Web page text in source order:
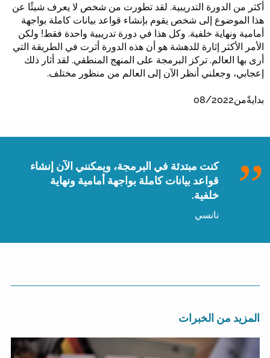
أكثر من الدورة التدريبية. لقد تطورت من شخص لا يعرف شيئًا عن
هذا الموضوع إلى شخص يقوم بإنشاء قواعد بيانات كاملة بواجهة
أمامية ونهاية خلفية. وكل هذا في دورة تدريبية واحدة فقط! ولكن
الأمر الأكثر إثارة للدهشة هو أن هذه الدورة أثرت في الطريقة التي
أرى بها العالم. تركز البرمجة على المنهج المنطقي. لقد أثار ذلك
إعجابي، وجعلني أنظر الآن إلى العالم من منظور مختلف.
بدايةًمن08/2022
كنت مبتدئة في البرمجة، ويمكنني الآن إنشاء
قواعد بيانات كاملة بواجهة أمامية ونهاية
خلفية.
نانسي
المزيد من الخبرات